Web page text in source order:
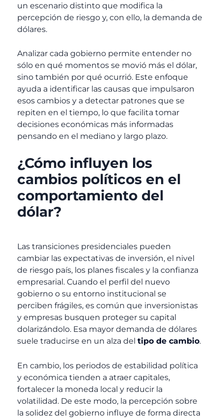
un escenario distinto que modifica la
percepción de riesgo y, con ello, la demanda de
dólares.
Analizar cada gobierno permite entender no
sólo en qué momentos se movió más el dólar,
sino también por qué ocurrió. Este enfoque
ayuda a identificar las causas que impulsaron
esos cambios y a detectar patrones que se
repiten en el tiempo, lo que facilita tomar
decisiones económicas más informadas
pensando en el mediano y largo plazo.
¿Cómo influyen los
cambios políticos en el
comportamiento del
dólar?
Las transiciones presidenciales pueden
cambiar las expectativas de inversión, el nivel
de riesgo país, los planes fiscales y la confianza
empresarial. Cuando el perfil del nuevo
gobierno o su entorno institucional se
perciben frágiles, es común que inversionistas
y empresas busquen proteger su capital
dolarizándolo. Esa mayor demanda de dólares
suele traducirse en un alza del tipo de cambio.
En cambio, los periodos de estabilidad política
y económica tienden a atraer capitales,
fortalecer la moneda local y reducir la
volatilidad. De este modo, la percepción sobre
la solidez del gobierno influye de forma directa